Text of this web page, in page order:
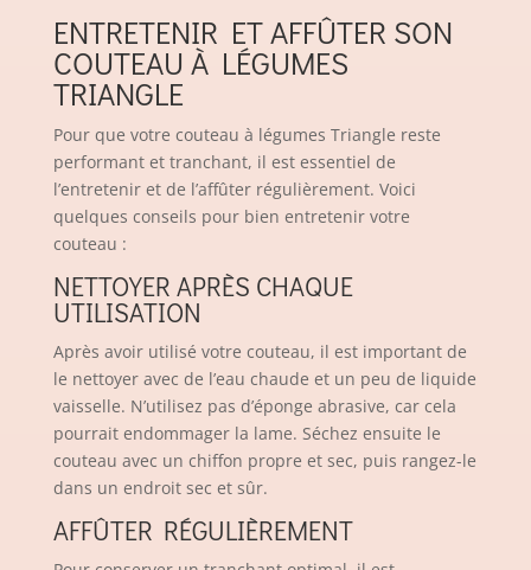
ENTRETENIR ET AFFÛTER SON
COUTEAU À LÉGUMES
TRIANGLE
Pour que votre couteau à légumes Triangle reste
performant et tranchant, il est essentiel de
l’entretenir et de l’affûter régulièrement. Voici
quelques conseils pour bien entretenir votre
couteau :
NETTOYER APRÈS CHAQUE
UTILISATION
Après avoir utilisé votre couteau, il est important de
le nettoyer avec de l’eau chaude et un peu de liquide
vaisselle. N’utilisez pas d’éponge abrasive, car cela
pourrait endommager la lame. Séchez ensuite le
couteau avec un chiffon propre et sec, puis rangez-le
dans un endroit sec et sûr.
AFFÛTER RÉGULIÈREMENT